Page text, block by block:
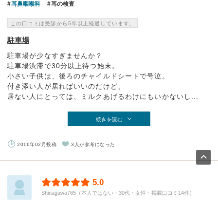
耳鼻咽喉科 耳の検査
この口コミは受診から5年以上経過しています。
駐車場
駐車場が少なすぎませんか？
駐車場渋滞で30分以上待つ始末。
小さい子供は、後ろのチャイルドシートで号泣。
付き添い人が居ればいいのだけど、
居ない人にとっては、ミルクあげるわけにもいかないし...
続きを読む
2016年02月投稿 3人が参考になった
5.0
Shinagawa765（本人ではない・30代・女性・掲載口コミ14件）